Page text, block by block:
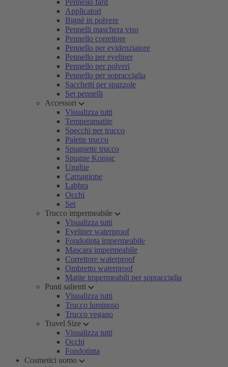
Pennello fard
Applicatori
Bignè in polvere
Pennelli maschera viso
Pennello correttore
Pennello per evidenziatore
Pennello per eyeliner
Pennello per polveri
Pennello per sopracciglia
Sacchetti per spazzole
Set pennelli
Accessori
Visualizza tutti
Temperamatite
Specchi per trucco
Palette trucco
Spugnette trucco
Spugne Konjac
Unghie
Carnagione
Labbra
Occhi
Set
Trucco impermeabile
Visualizza tutti
Eyeliner waterproof
Fondotinta impermeabile
Mascara impermeabile
Correttore waterproof
Ombretto waterproof
Matite impermeabili per sopracciglia
Punti salienti
Visualizza tutti
Trucco luminoso
Trucco vegano
Travel Size
Visualizza tutti
Occhi
Fondotinta
Cosmetici uomo